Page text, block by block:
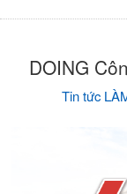
DOING
Tin tức